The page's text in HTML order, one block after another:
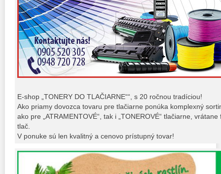
E-shop „TONERY DO TLAČIARNE““, s 20 ročnou tradíciou!
Ako priamy dovozca tovaru pre tlačiarne ponúka komplexný
ako pre „ATRAMENTOVÉ“, tak i „TONEROVÉ“ tlačiarne,
tlač.
V ponuke sú len kvalitný a cenovo prístupný tovar!